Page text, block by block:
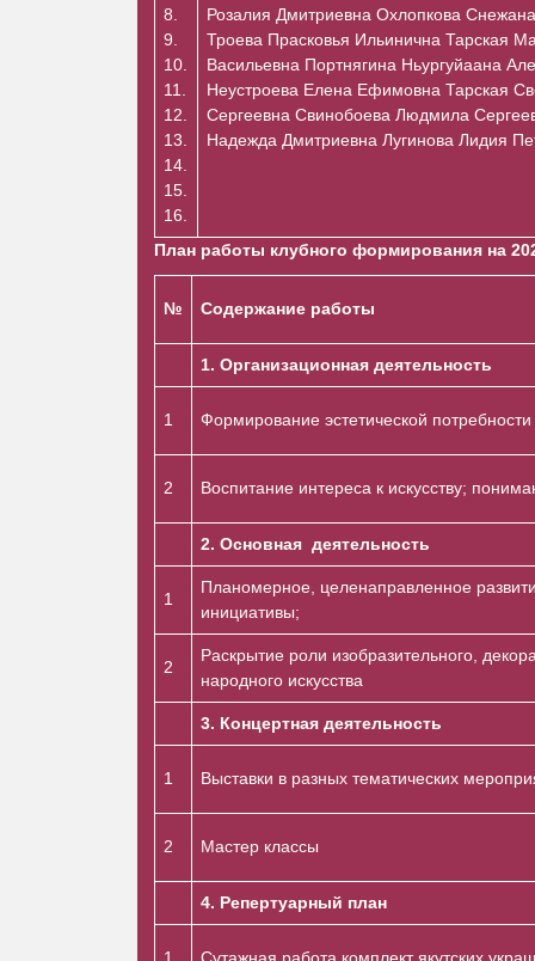
8.
9.
10.
11.
12.
13.
14.
15.
16.
Розалия Дмитриевна Охлопкова
Троева Прасковья Ильинична Тарская
Васильевна Портнягина Ньургуйаана
Неустроева Елена Ефимовна Тарская
Сергеевна Свинобоева Людмила
Надежда Дмитриевна Лугинова Лидия
План работы клубного формирования на
№ Содержание работы
1. Организационная деятельность
1 Формирование эстетической
2 Воспитание интереса к искусству;
2. Основная деятельность
1
Планомерное, целенаправленное
инициативы;
2
Раскрытие роли изобразительного,
народного искусства
3. Концертная деятельность
1 Выставки в разных тематических
2 Мастер классы
4. Репертуарный план
1 Сутажная работа комплект якутских